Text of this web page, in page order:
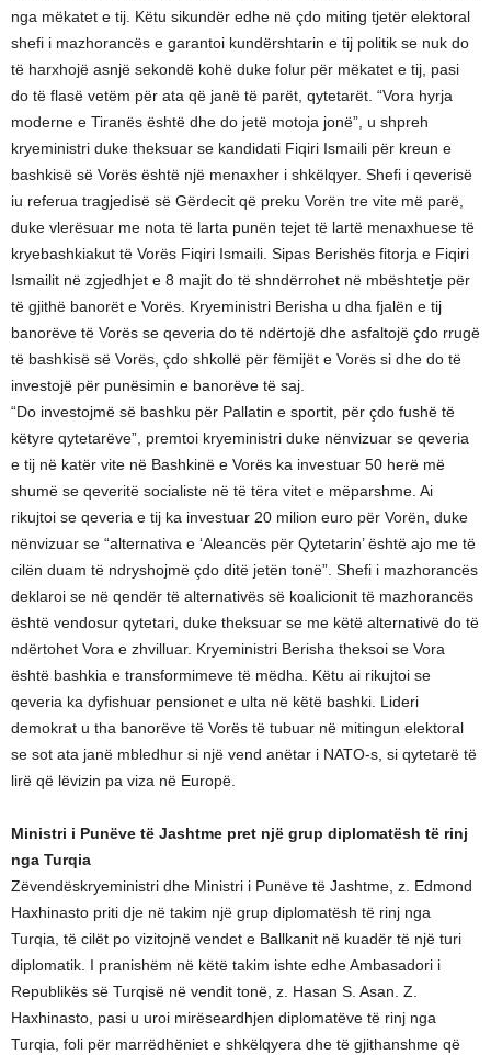
nga mëkatet e tij. Këtu sikundër edhe në çdo miting tjetër elektoral
shefi i mazhorancës e garantoi kundërshtarin e tij politik se nuk do
të harxhojë asnjë sekondë kohë duke folur për mëkatet e tij, pasi
do të flasë vetëm për ata që janë të parët, qytetarët. “Vora hyrja
moderne e Tiranës është dhe do jetë motoja jonë”, u shpreh
kryeministri duke theksuar se kandidati Fiqiri Ismaili për kreun e
bashkisë së Vorës është një menaxher i shkëlqyer. Shefi i qeverisë
iu referua tragjedisë së Gërdecit që preku Vorën tre vite më parë,
duke vlerësuar me nota të larta punën tejet të lartë menaxhuese të
kryebashkiakut të Vorës Fiqiri Ismaili. Sipas Berishës fitorja e Fiqiri
Ismailit në zgjedhjet e 8 majit do të shndërrohet në mbështetje për
të gjithë banorët e Vorës. Kryeministri Berisha u dha fjalën e tij
banorëve të Vorës se qeveria do të ndërtojë dhe asfaltojë çdo rrugë
të bashkisë së Vorës, çdo shkollë për fëmijët e Vorës si dhe do të
investojë për punësimin e banorëve të saj.
“Do investojmë së bashku për Pallatin e sportit, për çdo fushë të
këtyre qytetarëve”, premtoi kryeministri duke nënvizuar se qeveria
e tij në katër vite në Bashkinë e Vorës ka investuar 50 herë më
shumë se qeveritë socialiste në të tëra vitet e mëparshme. Ai
rikujtoi se qeveria e tij ka investuar 20 milion euro për Vorën, duke
nënvizuar se “alternativa e ‘Aleancës për Qytetarin’ është ajo me të
cilën duam të ndryshojmë çdo ditë jetën tonë”. Shefi i mazhorancës
deklaroi se në qendër të alternativës së koalicionit të mazhorancës
është vendosur qytetari, duke theksuar se me këtë alternativë do të
ndërtohet Vora e zhvilluar. Kryeministri Berisha theksoi se Vora
është bashkia e transformimeve të mëdha. Këtu ai rikujtoi se
qeveria ka dyfishuar pensionet e ulta në këtë bashki. Lideri
demokrat u tha banorëve të Vorës të tubuar në mitingun elektoral
se sot ata janë mbledhur si një vend anëtar i NATO-s, si qytetarë të
lirë që lëvizin pa viza në Europë.
Ministri i Punëve të Jashtme pret një grup diplomatësh të rinj
nga Turqia
Zëvendëskryeministri dhe Ministri i Punëve të Jashtme, z. Edmond
Haxhinasto priti dje në takim një grup diplomatësh të rinj nga
Turqia, të cilët po vizitojnë vendet e Ballkanit në kuadër të një turi
diplomatik. I pranishëm në këtë takim ishte edhe Ambasadori i
Republikës së Turqisë në vendit tonë, z. Hasan S. Asan. Z.
Haxhinasto, pasi u uroi mirëseardhjen diplomatëve të rinj nga
Turqia, foli për marrëdhëniet e shkëlqyera dhe të gjithanshme që